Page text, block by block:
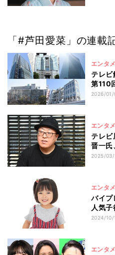
「#芦田愛菜」の連載
エンタメ
テレビ
第110
チェ
2026/01/
エンタメ
テレ
晋一氏
る“ミ
2025/
エンタメ
バイプ
人気
れる”
2024/
エンタメ